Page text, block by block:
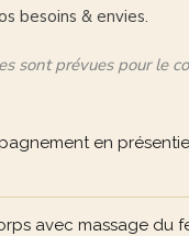
besoins & envies.
sont prévues pour le
en
avec massage du